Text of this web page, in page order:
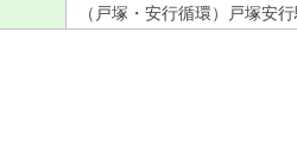
（戸塚・安行循環）戸塚安